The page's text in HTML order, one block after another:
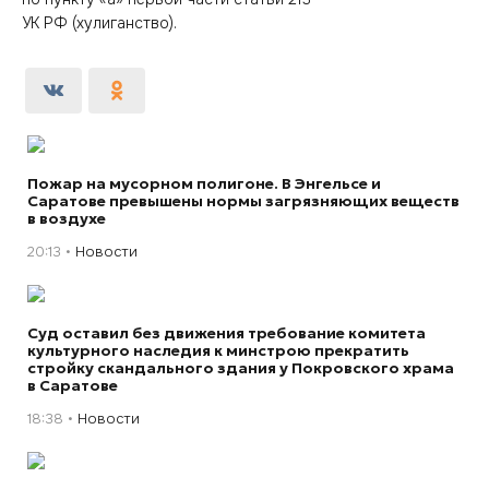
УК РФ (хулиганство).
Пожар на мусорном полигоне. В Энгельсе и
Саратове превышены нормы загрязняющих веществ
в воздухе
20:13 Новости
Суд оставил без движения требование комитета
культурного наследия к минстрою прекратить
стройку скандального здания у Покровского храма
в Саратове
18:38 Новости